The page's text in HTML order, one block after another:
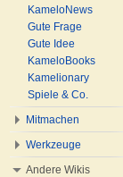
KameloNews
Gute Frage
Gute Idee
KameloBooks
Kamelionary
Spiele & Co.
Mitmachen
Werkzeuge
Andere Wikis